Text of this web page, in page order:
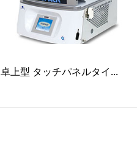
卓上型 タッチパネルタイ...